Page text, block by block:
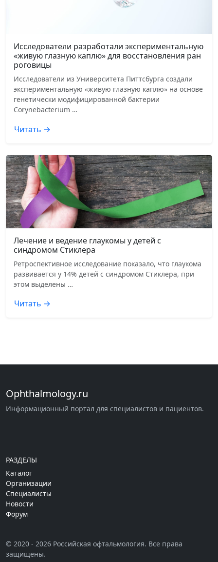
Исследователи разработали экспериментальную
«живую глазную каплю» для восстановления ран
роговицы
Исследователи из Университета Питтсбурга создали
экспериментальную «живую глазную каплю» на основе
генетически модифицированной бактерии
Corynebacterium …
Читать →
Лечение и ведение глаукомы у детей с
синдромом Стиклера
Ретроспективное исследование показало, что глаукома
развивается у 14% детей с синдромом Стиклера, при
этом выделены …
Читать →
Ophthalmology.ru
Информационный портал для специалистов и пациентов.
РАЗДЕЛЫ
Каталог
Организации
Специалисты
Новости
Форум
© 2020 - 2026 Российская офтальмология. Все права
защищены.